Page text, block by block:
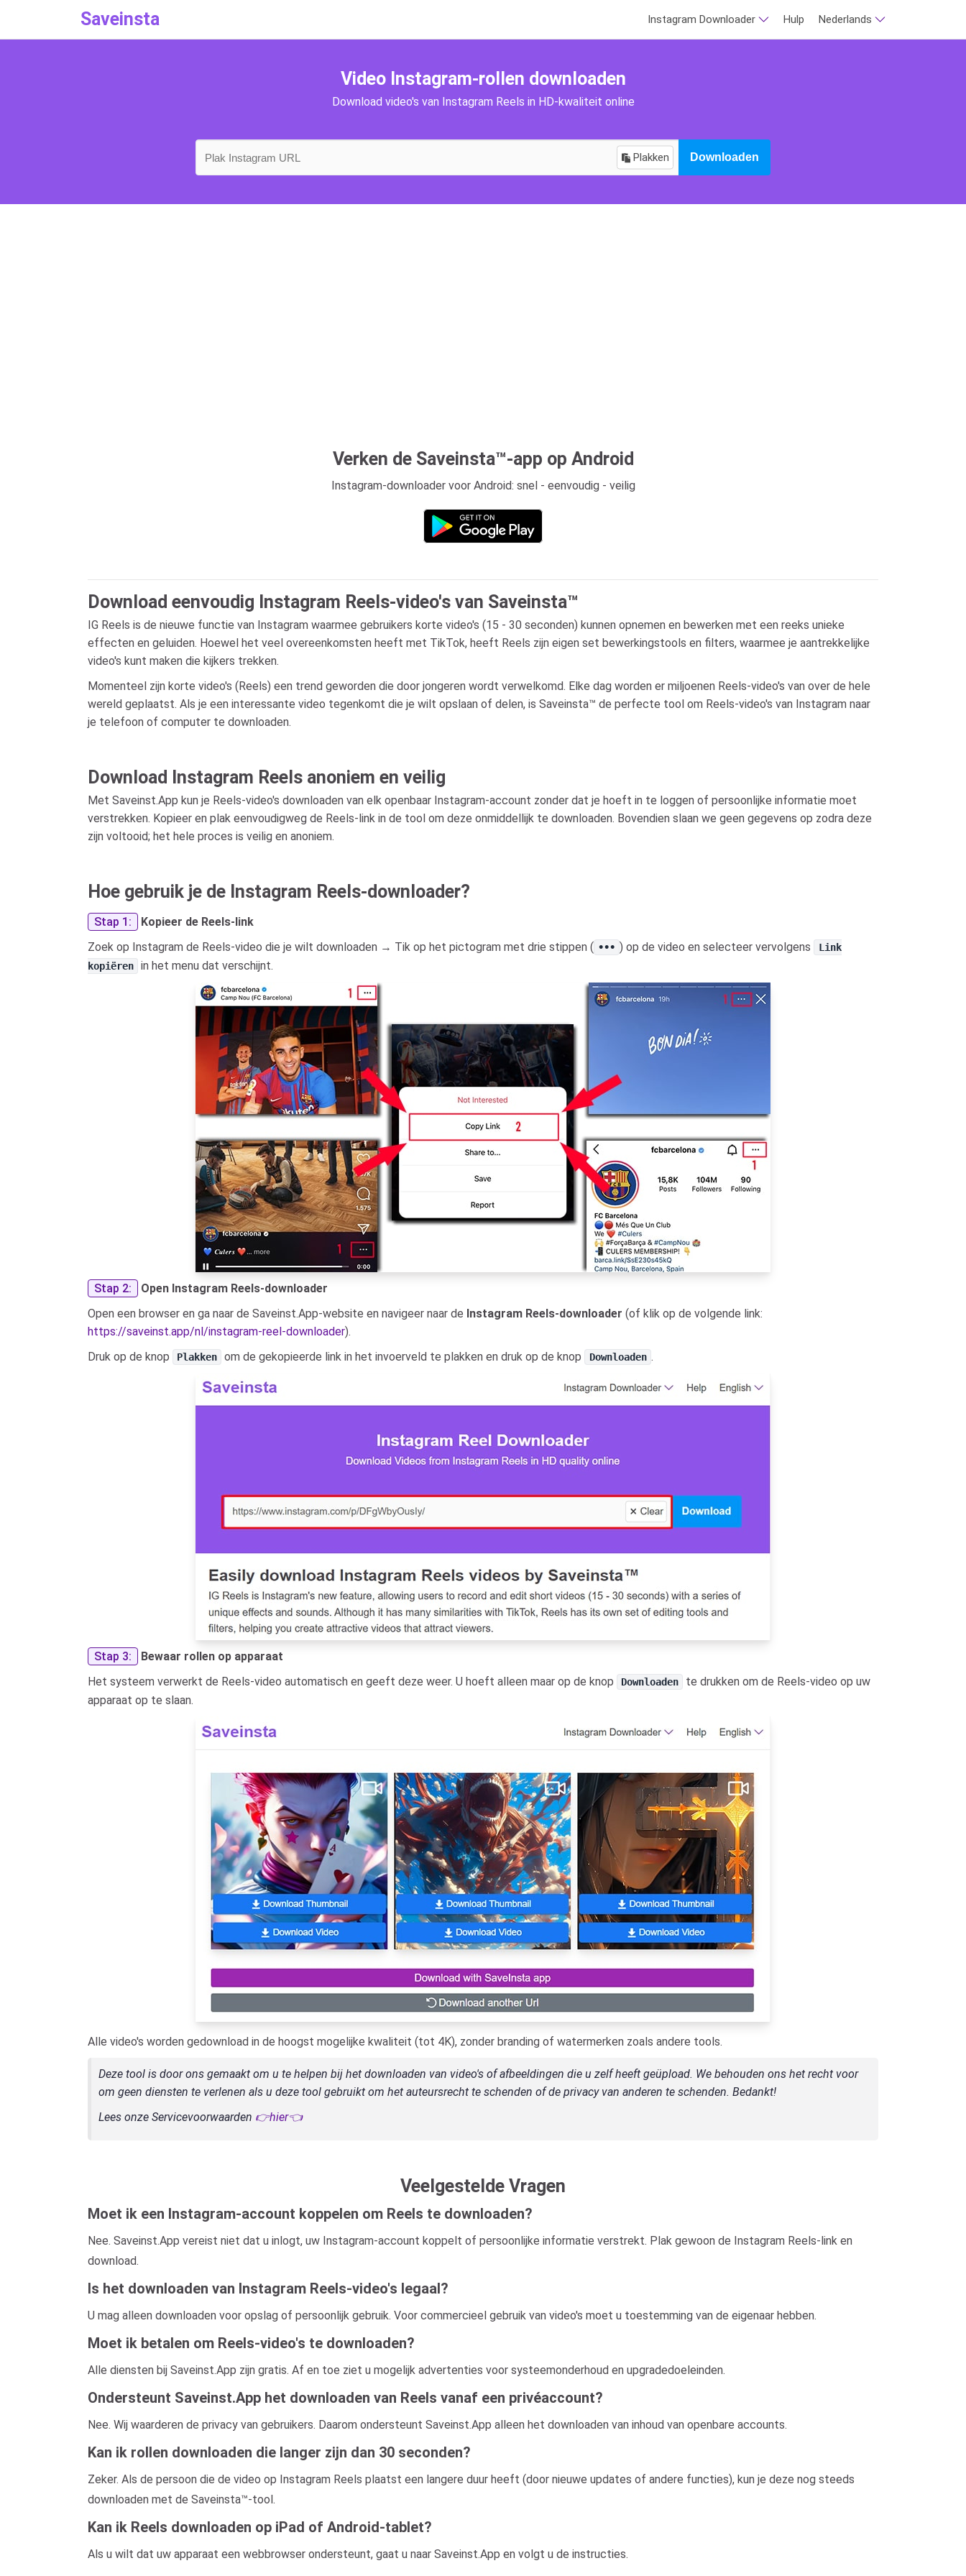
Saveinsta Instagram Downloader Hulp Nederlands
Video Instagram-rollen downloaden
Download video's van Instagram Reels in HD-kwaliteit online
Plakken Downloaden
Verken de Saveinsta™-app op Android
Instagram-downloader voor Android: snel - eenvoudig - veilig
Download eenvoudig Instagram Reels-video's van Saveinsta™
IG Reels is de nieuwe functie van Instagram waarmee gebruikers korte video's (15 - 30 seconden) kunnen opnemen en bewerken met een reeks unieke
effecten en geluiden. Hoewel het veel overeenkomsten heeft met TikTok, heeft Reels zijn eigen set bewerkingstools en filters, waarmee je aantrekkelijke
video's kunt maken die kijkers trekken.
Momenteel zijn korte video's (Reels) een trend geworden die door jongeren wordt verwelkomd. Elke dag worden er miljoenen Reels-video's van over de hele
wereld geplaatst. Als je een interessante video tegenkomt die je wilt opslaan of delen, is Saveinsta™ de perfecte tool om Reels-video's van Instagram naar
je telefoon of computer te downloaden.
Download Instagram Reels anoniem en veilig
Met Saveinst.App kun je Reels-video's downloaden van elk openbaar Instagram-account zonder dat je hoeft in te loggen of persoonlijke informatie moet
verstrekken. Kopieer en plak eenvoudigweg de Reels-link in de tool om deze onmiddellijk te downloaden. Bovendien slaan we geen gegevens op zodra deze
zijn voltooid; het hele proces is veilig en anoniem.
Hoe gebruik je de Instagram Reels-downloader?
Stap 1:
Kopieer de Reels-link
Zoek op Instagram de Reels-video die je wilt downloaden → Tik op het pictogram met drie stippen ( ••• ) op de video en selecteer vervolgens
Link
kopiëren
in het menu dat verschijnt.
Stap 2:
Open Instagram Reels-downloader
Open een browser en ga naar de Saveinst.App-website en navigeer naar de Instagram Reels-downloader (of klik op de volgende link:
https://saveinst.app/nl/instagram-reel-downloader).
Druk op de knop
Plakken om de gekopieerde link in het invoerveld te plakken en druk op de knop Downloaden .
Stap 3:
Bewaar rollen op apparaat
Het systeem verwerkt de Reels-video automatisch en geeft deze weer. U hoeft alleen maar op de knop
Downloaden
te drukken om de Reels-video op uw
apparaat op te slaan.
Alle video's worden gedownload in de hoogst mogelijke kwaliteit (tot 4K), zonder branding of watermerken zoals andere tools.
Deze tool is door ons gemaakt om u te helpen bij het downloaden van video's of afbeeldingen die u zelf heeft geüpload. We behouden ons het recht voor
om geen diensten te verlenen als u deze tool gebruikt om het auteursrecht te schenden of de privacy van anderen te schenden. Bedankt!
Lees onze Servicevoorwaarden 👉hier👈
Veelgestelde Vragen
Moet ik een Instagram-account koppelen om Reels te downloaden?
Nee. Saveinst.App vereist niet dat u inlogt, uw Instagram-account koppelt of persoonlijke informatie verstrekt. Plak gewoon de Instagram Reels-link en
download.
Is het downloaden van Instagram Reels-video's legaal?
U mag alleen downloaden voor opslag of persoonlijk gebruik. Voor commercieel gebruik van video's moet u toestemming van de eigenaar hebben.
Moet ik betalen om Reels-video's te downloaden?
Alle diensten bij Saveinst.App zijn gratis. Af en toe ziet u mogelijk advertenties voor systeemonderhoud en upgradedoeleinden.
Ondersteunt Saveinst.App het downloaden van Reels vanaf een privéaccount?
Nee. Wij waarderen de privacy van gebruikers. Daarom ondersteunt Saveinst.App alleen het downloaden van inhoud van openbare accounts.
Kan ik rollen downloaden die langer zijn dan 30 seconden?
Zeker. Als de persoon die de video op Instagram Reels plaatst een langere duur heeft (door nieuwe updates of andere functies), kun je deze nog steeds
downloaden met de Saveinsta™-tool.
Kan ik Reels downloaden op iPad of Android-tablet?
Als u wilt dat uw apparaat een webbrowser ondersteunt, gaat u naar Saveinst.App en volgt u de instructies.